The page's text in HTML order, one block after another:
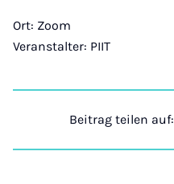
Ort: Zoom
Veranstalter: PIIT
Beitrag teilen auf: